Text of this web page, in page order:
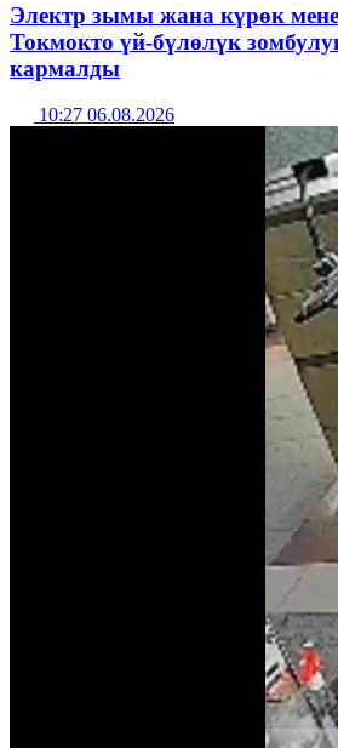
Электр зымы жана күрөк
Токмокто үй-бүлөлүк
кармалды
10:27 06.08.2026